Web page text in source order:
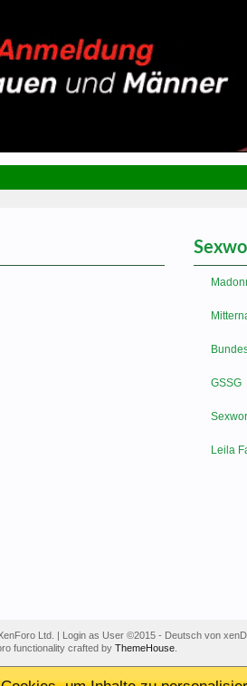
GSSG
Leila
Ltd. | Login as User ©2015 - Deutsch von
functionality crafted by ThemeHouse.